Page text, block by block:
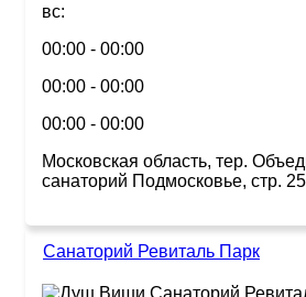
вс:
00:00 - 00:00
00:00 - 00:00
00:00 - 00:00
Московская область, тер.
санаторий Подмосковье, стр. 25
Санаторий Ревиталь Парк